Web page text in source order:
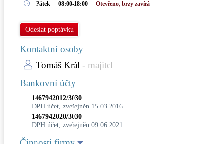
Pátek 08:00-18:00 Otevřeno, brzy zavírá
Odeslat poptávku
Kontaktní osoby
Tomáš Král - majitel
Bankovní účty
1467942012/3030
DPH účet, zveřejněn 15.03.2016
1467942020/3030
DPH účet, zveřejněn 09.06.2021